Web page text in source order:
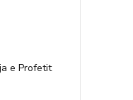
e Profetit